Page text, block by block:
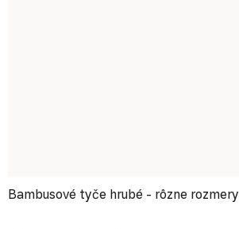
Bambusové tyče hrubé - rôzne rozmery